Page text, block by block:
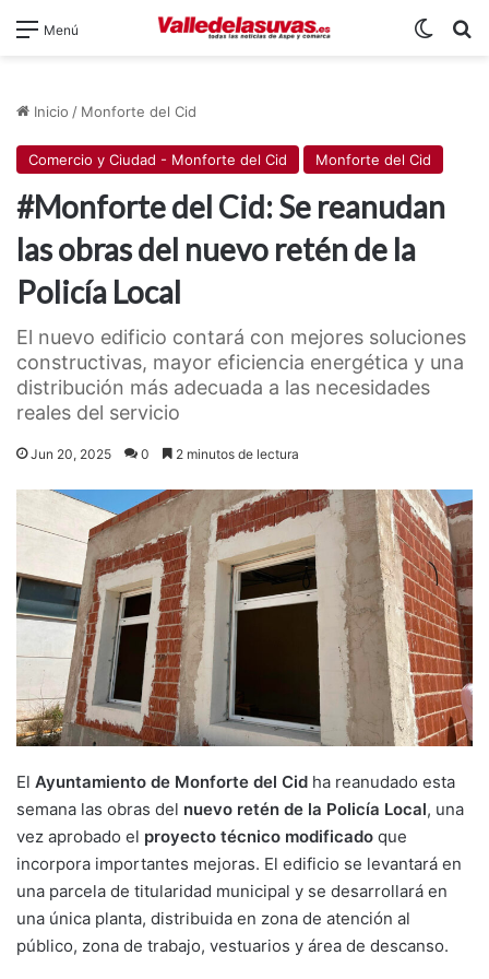
Menú
Inicio / Monforte del Cid
Comercio y Ciudad - Monforte del Cid Monforte del Cid
#Monforte del Cid: Se reanudan
las obras del nuevo retén de la
Policía Local
El nuevo edificio contará con mejores soluciones
constructivas, mayor eficiencia energética y una
distribución más adecuada a las necesidades
reales del servicio
Jun 20, 2025 0 2 minutos de lectura
El Ayuntamiento de Monforte del Cid ha reanudado esta
semana las obras del nuevo retén de la Policía Local, una
vez aprobado el proyecto técnico modificado que
incorpora importantes mejoras. El edificio se levantará en
una parcela de titularidad municipal y se desarrollará en
una única planta, distribuida en zona de atención al
público, zona de trabajo, vestuarios y área de descanso.